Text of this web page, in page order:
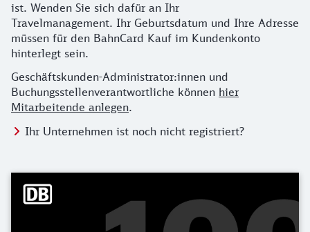
ist. Wenden Sie sich dafür an Ihr
Travelmanagement. Ihr Geburtsdatum und Ihre Adresse
müssen für den BahnCard Kauf im Kundenkonto
hinterlegt sein.
Geschäftskunden-Administrator:innen und
Buchungsstellenverantwortliche können hier
Mitarbeitende anlegen.
Ihr Unternehmen ist noch nicht registriert?